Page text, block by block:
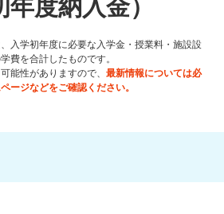
度納入金）
入学初年度に必要な入学金・授業料・施設設
費を合計したものです。
能性がありますので、 最新情報については必
ージなどをご確認ください。